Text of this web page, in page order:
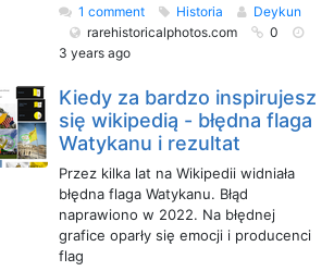
1 comment Historia
Deykun
rarehistoricalphotos.com
0
3 years ago
Kiedy za bardzo inspirujesz
się wikipedią - błędna flaga
Watykanu i rezultat
Przez kilka lat na Wikipedii widniała
błędna flaga Watykanu. Błąd
naprawiono w 2022. Na błędnej
grafice oparły się emocji i producenci
flag